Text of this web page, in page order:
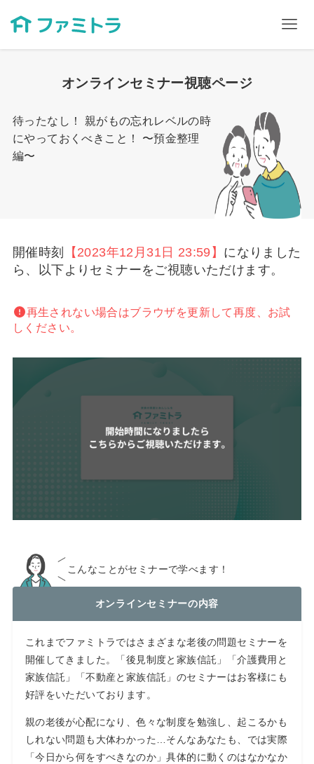
オンラインセミナー視聴ページ
待ったなし！ 親がもの忘れレベルの時
にやっておくべきこと！ 〜預金整理
編〜
開催時刻 【2023年12月31日 23:59】 になりました
ら、以下よりセミナーをご視聴いただけます。
再生されない場合はブラウザを更新して再度、お試
しください。
こんなことがセミナーで学べます！
オンラインセミナーの内容
これまでファミトラではさまざまな老後の問題セミナーを
開催してきました。「後見制度と家族信託」「介護費用と
家族信託」「不動産と家族信託」のセミナーはお客様にも
好評をいただいております。
親の老後が心配になり、色々な制度を勉強し、起こるかも
しれない問題も大体わかった…そんなあなたも、では実際
「今日から何をすべきなのか」具体的に動くのはなかなか